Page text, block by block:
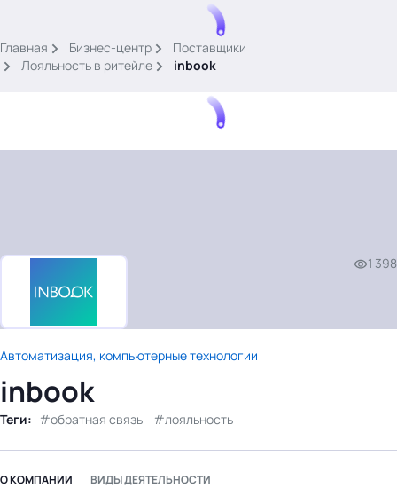
картина дня
темы
новости
материалы
события
бизнес-центр
Главная Бизнес-центр
Поставщики
Лояльность в ритейле
inbook
1 398
Автоматизация, компьютерные технологии
inbook
Теги: обратная связь лояльность
О КОМПАНИИ ВИДЫ ДЕЯТЕЛЬНОСТИ